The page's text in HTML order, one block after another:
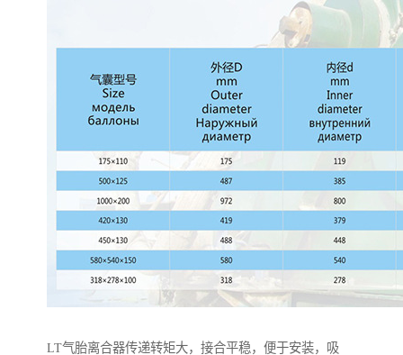
LT气胎离合器传递转矩大，接合平稳，便于安装，吸